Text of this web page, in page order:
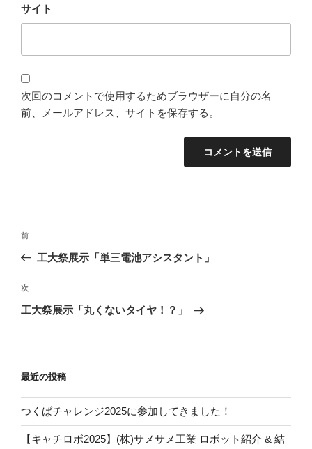
サイト
次回のコメントで使用するためブラウザーに自分の名
前、メールアドレス、サイトを保存する。
投
ナ
ビ
ゲ
ン
過
去
投
稿
前
工大祭展示「単三電池アシスタント」
次
の
次
工大祭展示「丸くないタイヤ！？」
最近の投稿
つくばチャレンジ2025に参加してきました！
【キャチロボ2025】(株)サメサメ工業 ロボット紹介 & 結